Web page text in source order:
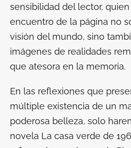
sensibilidad del lector,
encuentro de la página no
visión del mundo, sino
imágenes de realidades
que atesora en la memoria.
En las reflexiones que
múltiple existencia de un
poderosa belleza, solo
novela La casa verde de